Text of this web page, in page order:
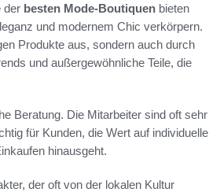
der besten Mode-Boutiquen bieten
und modernem Chic verkörpern.
Produkte aus, sondern auch durch
und außergewöhnliche Teile, die
Beratung. Die Mitarbeiter sind oft sehr
für Kunden, die Wert auf individuelle
hinausgeht.
der oft von der lokalen Kultur